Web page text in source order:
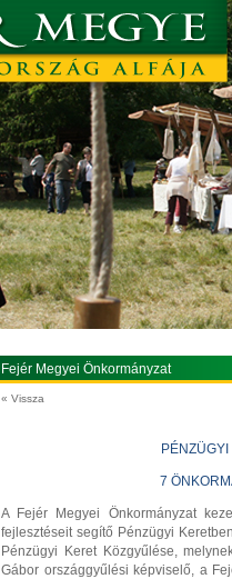
Fejér Megyei Önkormányzat
« Vissza
7
A Fejér Megyei Önkormányzat
fejlesztéseit segítő Pénzügyi
Pénzügyi Keret Közgyűlése,
Gábor országgyűlési képviselő, a